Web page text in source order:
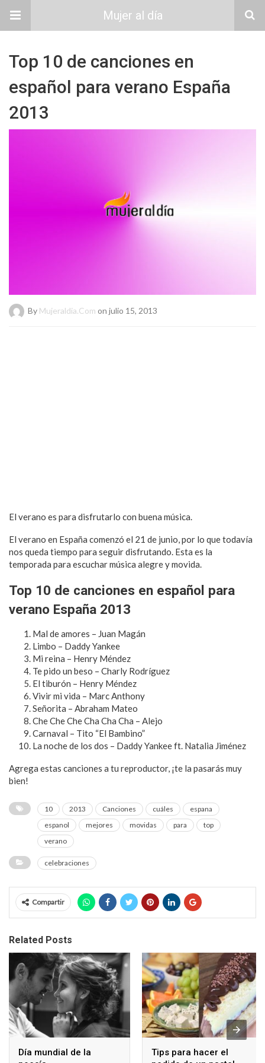
Mujer al día
Top 10 de canciones en
español para verano España
2013
By Mujeraldia.com on julio 15, 2013
El verano es para disfrutarlo con buena música.
El verano en España comenzó el 21 de junio, por lo que todavía
nos queda tiempo para seguir disfrutando. Esta es la
temporada para escuchar música alegre y movida.
Top 10 de canciones en español para
verano España 2013
Mal de amores – Juan Magán
Limbo – Daddy Yankee
Mi reina – Henry Méndez
Te pido un beso – Charly Rodríguez
El tiburón – Henry Méndez
Vivir mi vida – Marc Anthony
Señorita – Abraham Mateo
Che Che Che Cha Cha Cha – Alejo
Carnaval – Tito “El Bambino”
La noche de los dos – Daddy Yankee ft. Natalia Jiménez
Agrega estas canciones a tu reproductor, ¡te la pasarás muy
bien!
10 2013 Canciones cuáles
espana
espanol
mejores movidas para
top
verano
celebraciones
Compartir
Related Posts
Día mundial de la
Tips para hacer el